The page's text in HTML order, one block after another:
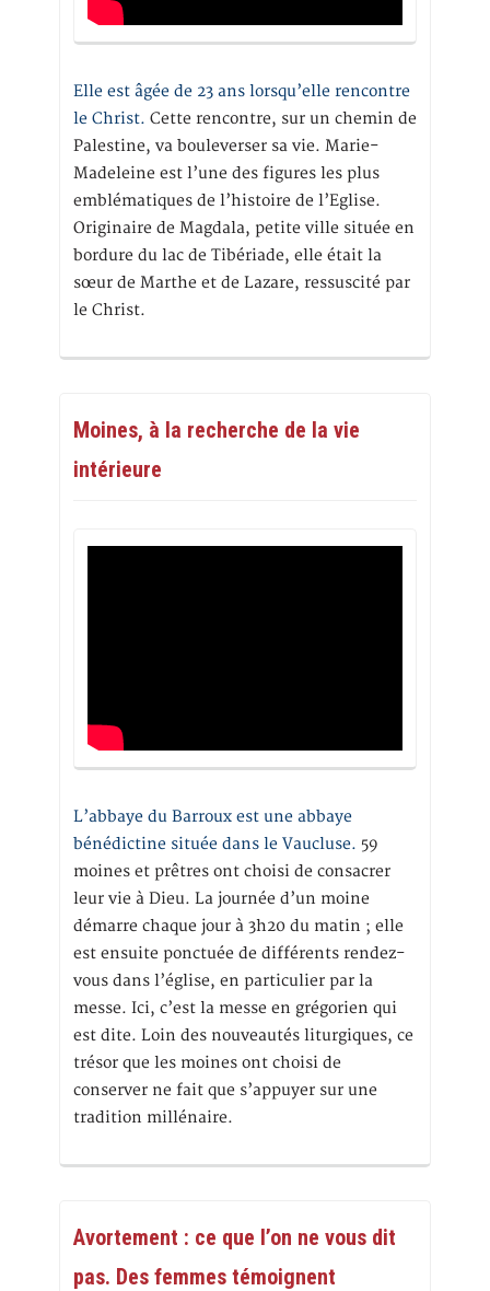
Elle est âgée de 23 ans lorsqu’elle rencontre
le Christ. Cette rencontre, sur un chemin de
Palestine, va bouleverser sa vie. Marie-
Madeleine est l’une des figures les plus
emblématiques de l’histoire de l’Eglise.
Originaire de Magdala, petite ville située en
bordure du lac de Tibériade, elle était la
sœur de Marthe et de Lazare, ressuscité par
le Christ.
Moines, à la recherche de la vie
intérieure
L’abbaye du Barroux est une abbaye
bénédictine située dans le Vaucluse. 59
moines et prêtres ont choisi de consacrer
leur vie à Dieu. La journée d’un moine
démarre chaque jour à 3h20 du matin ; elle
est ensuite ponctuée de différents rendez-
vous dans l’église, en particulier par la
messe. Ici, c’est la messe en grégorien qui
est dite. Loin des nouveautés liturgiques, ce
trésor que les moines ont choisi de
conserver ne fait que s’appuyer sur une
tradition millénaire.
Avortement : ce que l’on ne vous dit
pas. Des femmes témoignent